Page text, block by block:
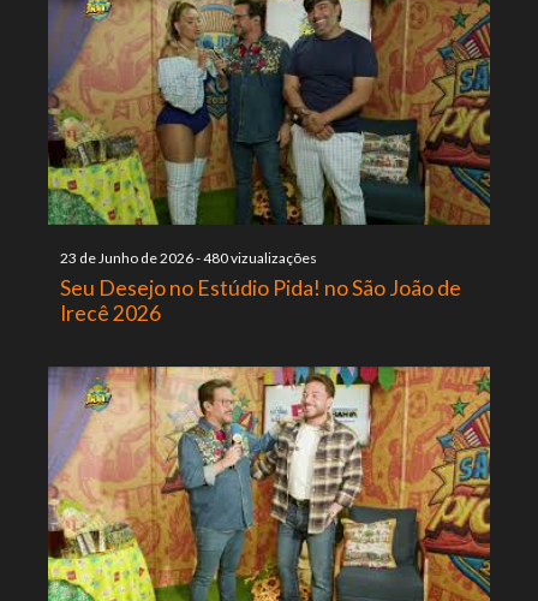
23 de Junho de 2026-480 vizualizações
Seu Desejo no Estúdio Pida! no São João de
Irecê 2026